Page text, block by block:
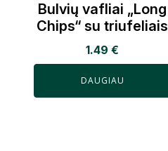
Bulvių vafliai „Long
Chips“ su triufeliais
1.49€
DAUGIAU